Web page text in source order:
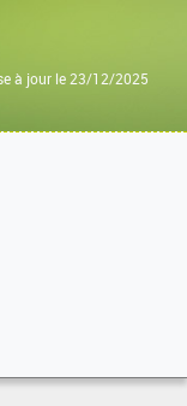
à jour le 23/12/2025